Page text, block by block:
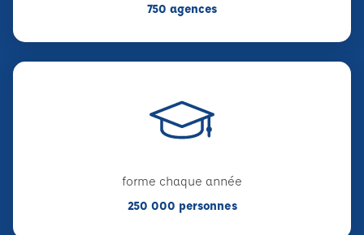
750 agences
forme chaque année
250 000 personnes